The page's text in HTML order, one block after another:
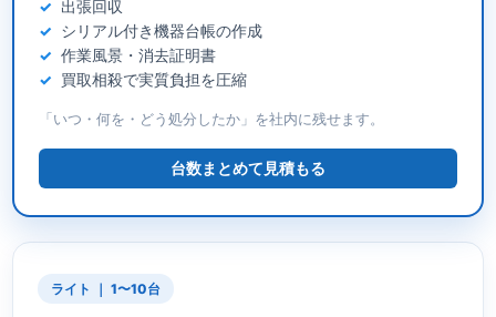
ライト ｜ 1〜10台
出張回収
シリアル付き機器台帳の作成
作業風景・消去証明書
買取相殺で実質負担を圧縮
「いつ・何を・どう処分したか」を社内に残せます。
台数まとめて見積もる